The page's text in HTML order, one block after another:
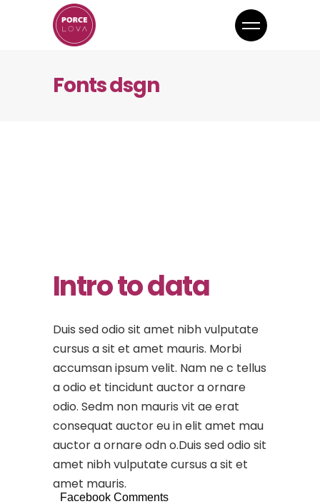
Fonts dsgn
Intro to data
Duis sed odio sit amet nibh vulputate
cursus a sit et amet mauris. Morbi
accumsan ipsum velit. Nam ne c tellus
a odio et tincidunt auctor a ornare
odio. Sedm non mauris vit ae erat
consequat auctor eu in elit amet mau
auctor a ornare odn o.Duis sed odio sit
amet nibh vulputate cursus a sit et
amet mauris.
Facebook Comments